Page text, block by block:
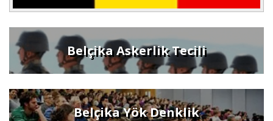
Belçika Askerlik Tecili
Belçika Yök Denklik